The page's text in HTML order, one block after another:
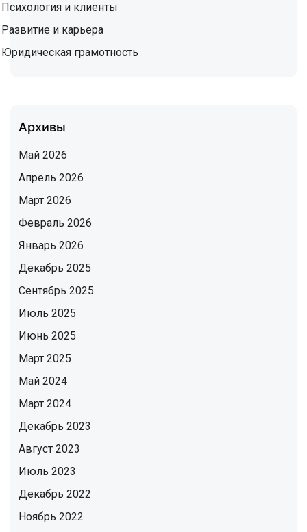
Психология и клиенты
Развитие и карьера
Юридическая грамотность
Архивы
Май 2026
Апрель 2026
Март 2026
Февраль 2026
Январь 2026
Декабрь 2025
Сентябрь 2025
Июль 2025
Июнь 2025
Март 2025
Май 2024
Март 2024
Декабрь 2023
Август 2023
Июль 2023
Декабрь 2022
Ноябрь 2022